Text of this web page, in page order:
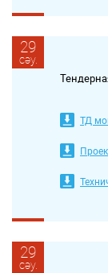
29
сәу.
ТД
29
сәу.